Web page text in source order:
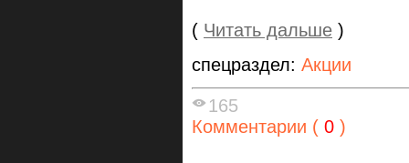
( Читать дальше )
спецраздел: Акции
165
Комментарии ( 0 )